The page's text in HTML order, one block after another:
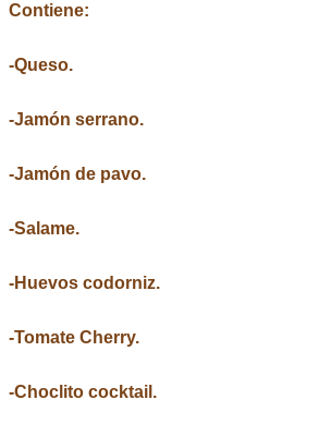
Contiene:
-Queso.
-Jamón serrano.
-Jamón de pavo.
-Salame.
-Huevos codorniz.
-Tomate Cherry.
-Choclito cocktail.